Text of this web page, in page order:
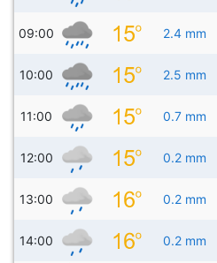
09:00 2.4 mm
10:00 2.5 mm
11:00 0.7 mm
12:00 0.2 mm
13:00 0.2 mm
14:00 0.2 mm